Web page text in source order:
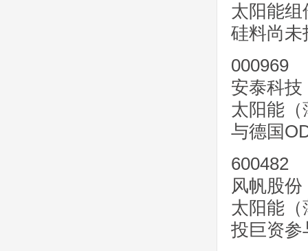
太阳能
硅料尚未
000969
安泰科技
太阳能
与德国
600482
风帆股份
太阳能
投巨资参